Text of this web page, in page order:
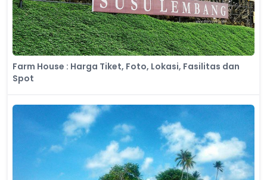
Farm House : Harga Tiket, Foto, Lokasi, Fasilitas dan
Spot